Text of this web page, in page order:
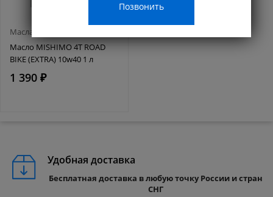
Масла и смазки
Масло MISHIMO 4T ROAD
BIKE (EXTRA) 10w40 1 л
1 390 ₽
Удобная доставка
Бесплатная доставка в любую точку России и стран
СНГ
Позвонить